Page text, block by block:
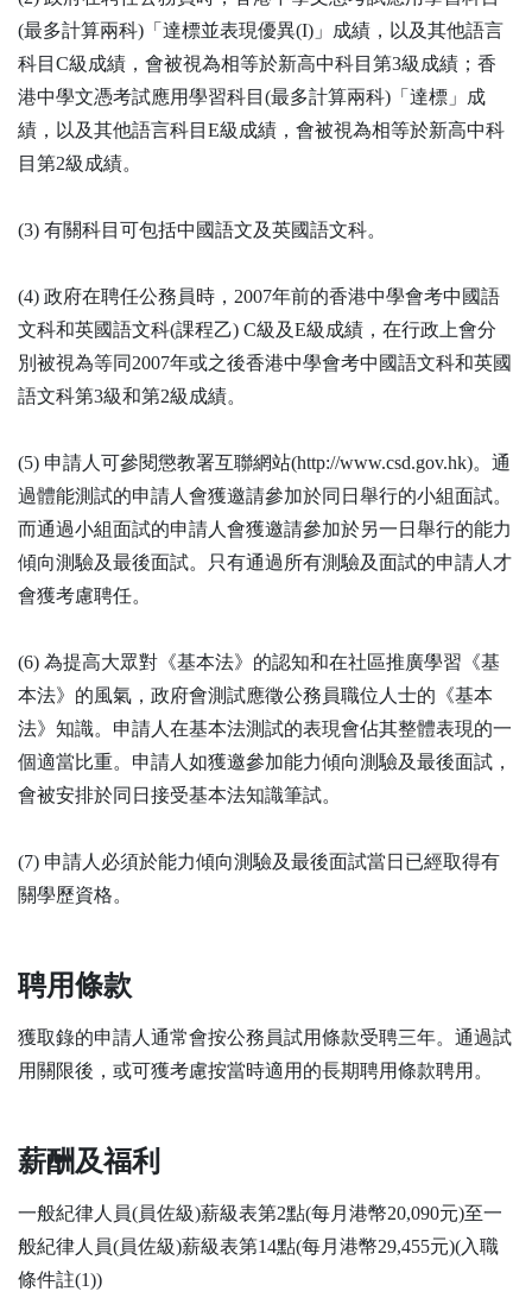
(最多計算兩科)「達標並表現優異(I)」成績，以及其他語言
科目C級成績，會被視為相等於新高中科目第3級成績；香
港中學文憑考試應用學習科目(最多計算兩科)「達標」成
績，以及其他語言科目E級成績，會被視為相等於新高中科
目第2級成績。
(3) 有關科目可包括中國語文及英國語文科。
(4) 政府在聘任公務員時，2007年前的香港中學會考中國語
文科和英國語文科(課程乙) C級及E級成績，在行政上會分
別被視為等同2007年或之後香港中學會考中國語文科和英國
語文科第3級和第2級成績。
(5) 申請人可參閱懲教署互聯網站(http://www.csd.gov.hk)。通
過體能測試的申請人會獲邀請參加於同日舉行的小組面試。
而通過小組面試的申請人會獲邀請參加於另一日舉行的能力
傾向測驗及最後面試。只有通過所有測驗及面試的申請人才
會獲考慮聘任。
(6) 為提高大眾對《基本法》的認知和在社區推廣學習《基
本法》的風氣，政府會測試應徵公務員職位人士的《基本
法》知識。申請人在基本法測試的表現會佔其整體表現的一
個適當比重。申請人如獲邀參加能力傾向測驗及最後面試，
會被安排於同日接受基本法知識筆試。
(7) 申請人必須於能力傾向測驗及最後面試當日已經取得有
關學歷資格。
聘用條款
獲取錄的申請人通常會按公務員試用條款受聘三年。通過試
用關限後，或可獲考慮按當時適用的長期聘用條款聘用。
薪酬及福利
一般紀律人員(員佐級)薪級表第2點(每月港幣20,090元)至一
般紀律人員(員佐級)薪級表第14點(每月港幣29,455元)(入職
條件註(1))